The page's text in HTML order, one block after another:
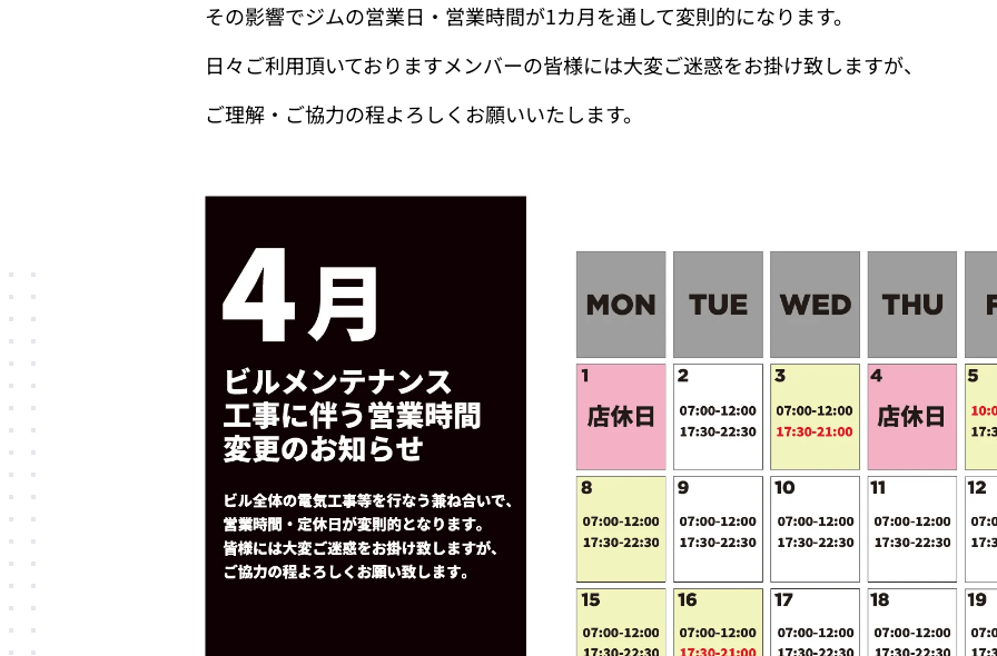
その影響でジムの営業日・営業時間が1カ月を通して変則的になります。
日々ご利用頂いておりますメンバーの皆様には大変ご迷惑をお掛け致しますが、
ご理解・ご協力の程よろしくお願いいたします。